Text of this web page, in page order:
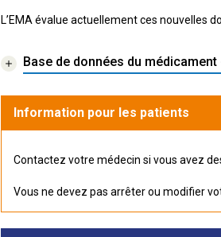
L’EMA évalue actuellement ces nouvelles
Base de données du
Information pour les patients
Contactez votre médecin si vous avez
Vous ne devez pas arrêter ou modifier